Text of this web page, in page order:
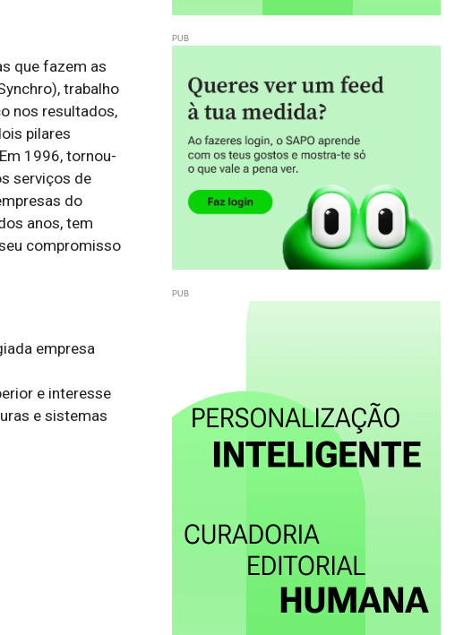
que fazem as
trabalho
nos resultados,
pilares
1996, tornou-
serviços de
do
anos, tem
compromisso
empresa
e interesse
e sistemas